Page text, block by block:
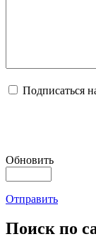
Подписаться
Обновить
Отправить
Поиск по